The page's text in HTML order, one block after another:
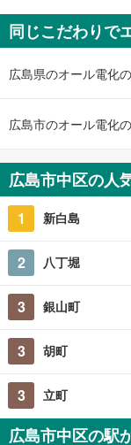
同じこだわりで
広島県のオール電化
広島市のオール電化
広島市中区の人
1 新白島
2 八丁堀
3 銀山町
3 胡町
3 立町
広島市中区の駅